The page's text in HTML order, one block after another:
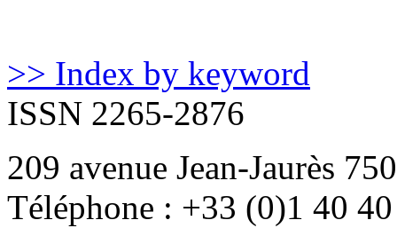
>> Index by keyword
ISSN 2265-2876
209 avenue Jean-Jaurès
Téléphone : +33 (0)1 40